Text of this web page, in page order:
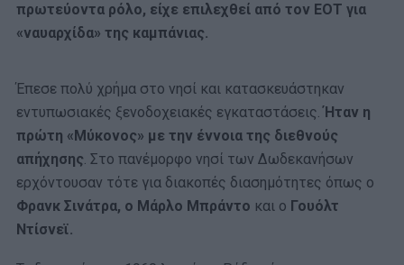
πρωτεύοντα ρόλο, είχε επιλεχθεί από τον ΕΟΤ για
«ναυαρχίδα» της καμπάνιας.
Έπεσε πολύ χρήμα στο νησί και κατασκευάστηκαν
εντυπωσιακές ξενοδοχειακές εγκαταστάσεις.Ήταν η
πρώτη «Μύκονος» με την έννοια της διεθνούς
απήχησης. Στο πανέμορφο νησί των Δωδεκανήσων
ερχόντουσαν τότε για διακοπές διασημότητες όπως ο
Φρανκ Σινάτρα, ο Μάρλο Μπράντο και ο Γουόλτ
Ντίσνεϊ.